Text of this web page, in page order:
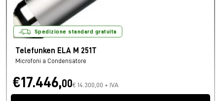
Spedizione standard gratuita
Telefunken ELA M 251T
Microfoni a Condensatore
€17.446,00€ 14.300,00 + IVA